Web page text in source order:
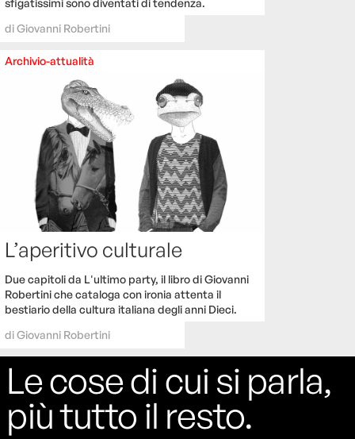
diGiovanni Robertini
Archivio-attualità
L’aperitivo culturale
Due capitoli da L'ultimo party, il libro di Giovanni
Robertini che cataloga con ironia attenta il
bestiario della cultura italiana degli anni Dieci.
diGiovanni Robertini
Le cose di cui si parla,
più tutto il resto.